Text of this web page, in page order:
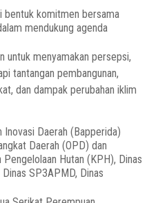
bentuk komitmen bersama
mendukung agenda
untuk menyamakan persepsi,
tantangan pembangunan,
dan dampak perubahan iklim
Daerah (Bapperida)
Daerah (OPD) dan
Hutan (KPH), Dinas
SP3APMD, Dinas